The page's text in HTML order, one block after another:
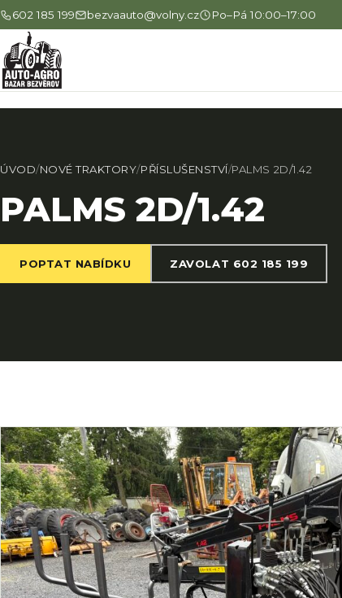
602 185 199 bezvaauto@volny.cz Po–Pá 10:00–17:00
ÚVOD/NOVÉ TRAKTORY/PŘÍSLUŠENSTVÍ/PALMS 2D/1.42
PALMS 2D/1.42
POPTAT NABÍDKU ZAVOLAT 602 185 199